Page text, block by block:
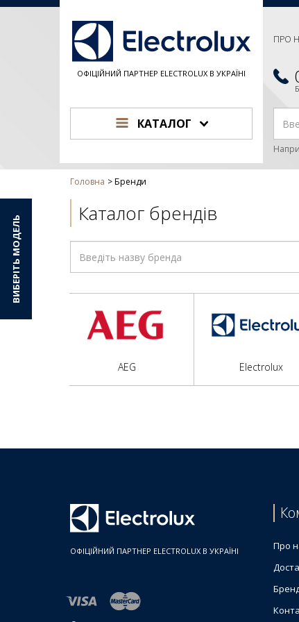
ОФІЦІЙНИЙ ПАРТНЕР ELECTROLUX В УКРАЇНІ
ПРО
КАТАЛОГ
Головна Бренди
Каталог брендів
AEG Electrolux
ОФІЦІЙНИЙ ПАРТНЕР ELECTROLUX В УКРАЇНІ
Про
ВИБЕРІТЬ МОДЕЛЬ